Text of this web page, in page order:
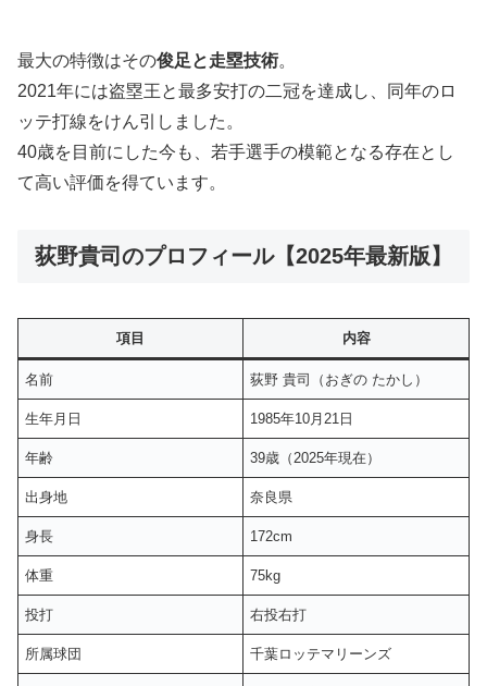
最大の特徴はその俊足と走塁技術。
2021年には盗塁王と最多安打の二冠を達成し、同年のロ
ッテ打線をけん引しました。
40歳を目前にした今も、若手選手の模範となる存在とし
て高い評価を得ています。
荻野貴司のプロフィール【2025年最新版】
項目 内容
名前 荻野 貴司（おぎの たかし）
生年月日 1985年10月21日
年齢 39歳（2025年現在）
出身地 奈良県
身長 172cm
体重 75kg
投打 右投右打
所属球団 千葉ロッテマリーンズ